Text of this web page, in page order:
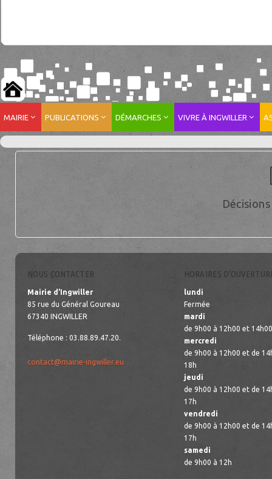
MAIRIE PUBLICATIONS DÉMARCHES VIVRE À INGWILLER
NOUS CONTACTER
Mairie d’Ingwiller
85 rue du Général Goureau
67340 INGWILLER
Téléphone : 03.88.89.47.20.
contact@mairie-ingwiller.eu
HORAIRES
lundi
Fermée
mardi
de 9h00 à 12h00 et
mercredi
de 9h00 à 12h00 et de
18h
jeudi
de 9h00 à 12h00 et de
17h
vendredi
de 9h00 à 12h00 et de
17h
samedi
de 9h00 à 12h